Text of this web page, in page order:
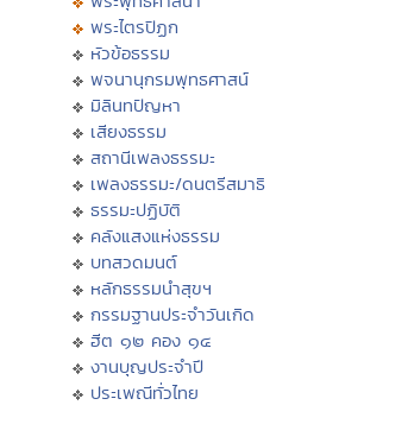
พระไตรปิฏก
หัวข้อธรรม
พจนานุกรมพุทธศาสน์
มิลินทปัญหา
เสียงธรรม
สถานีเพลงธรรมะ
เพลงธรรมะ/ดนตรีสมาธิ
ธรรมะปฏิบัติ
คลังแสงแห่งธรรม
บทสวดมนต์
หลักธรรมนำสุขฯ
กรรมฐานประจำวันเกิด
ฮีต ๑๒ คอง ๑๔
งานบุญประจำปี
ประเพณีทั่วไทย